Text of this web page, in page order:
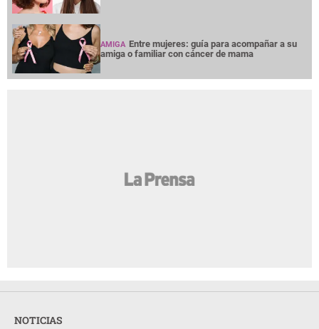
AMIGA Entre mujeres: guía para acompañar a su
amiga o familiar con cáncer de mama
NOTICIAS